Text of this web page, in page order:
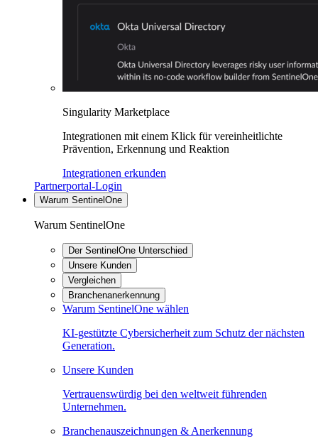
Singularity Marketplace
Integrationen mit einem Klick für vereinheitlichte
Prävention, Erkennung und Reaktion
Integrationen erkunden
Partnerportal-Login
Warum SentinelOne
Warum SentinelOne
Der SentinelOne Unterschied
Unsere Kunden
Vergleichen
Branchenanerkennung
Warum SentinelOne wählen
KI-gestützte Cybersicherheit zum Schutz der nächsten
Generation.
Unsere Kunden
Vertrauenswürdig bei den weltweit führenden
Unternehmen.
Branchenauszeichnungen & Anerkennung